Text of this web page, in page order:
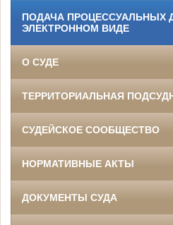
ПОДАЧА ПРОЦЕССУАЛЬНЫХ
ЭЛЕКТРОННОМ ВИДЕ
О СУДЕ
ТЕРРИТОРИАЛЬНАЯ
СУДЕЙСКОЕ СООБЩЕСТВО
НОРМАТИВНЫЕ АКТЫ
ДОКУМЕНТЫ СУДА